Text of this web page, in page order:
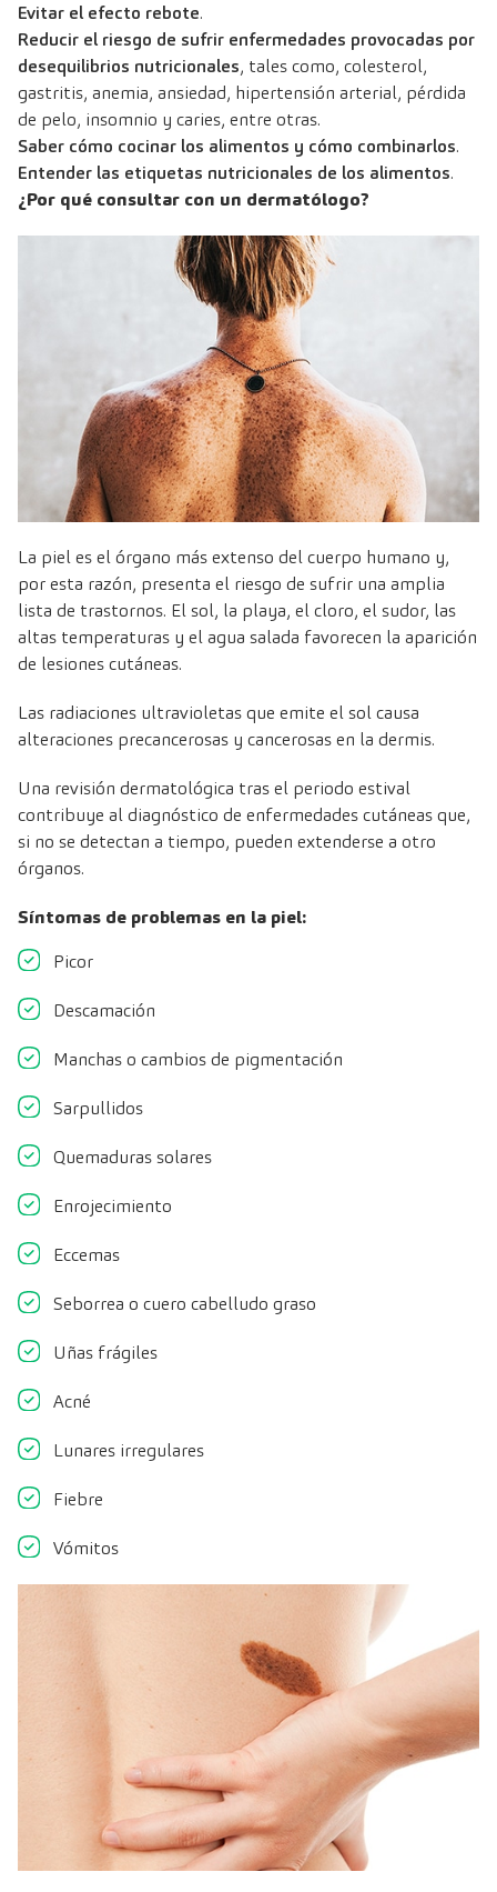
Evitar el efecto rebote.
Reducir el riesgo de sufrir enfermedades provocadas por
desequilibrios nutricionales, tales como, colesterol,
gastritis, anemia, ansiedad, hipertensión arterial, pérdida
de pelo, insomnio y caries, entre otras.
Saber cómo cocinar los alimentos y cómo combinarlos.
Entender las etiquetas nutricionales de los alimentos.
¿Por qué consultar con un dermatólogo?
La piel es el órgano más extenso del cuerpo humano y,
por esta razón, presenta el riesgo de sufrir una amplia
lista de trastornos. El sol, la playa, el cloro, el sudor, las
altas temperaturas y el agua salada favorecen la aparición
de lesiones cutáneas.
Las radiaciones ultravioletas que emite el sol causa
alteraciones precancerosas y cancerosas en la dermis.
Una revisión dermatológica tras el periodo estival
contribuye al diagnóstico de enfermedades cutáneas que,
si no se detectan a tiempo, pueden extenderse a otro
órganos.
Síntomas de problemas en la piel:
Picor
Descamación
Manchas o cambios de pigmentación
Sarpullidos
Quemaduras solares
Enrojecimiento
Eccemas
Seborrea o cuero cabelludo graso
Uñas frágiles
Acné
Lunares irregulares
Fiebre
Vómitos